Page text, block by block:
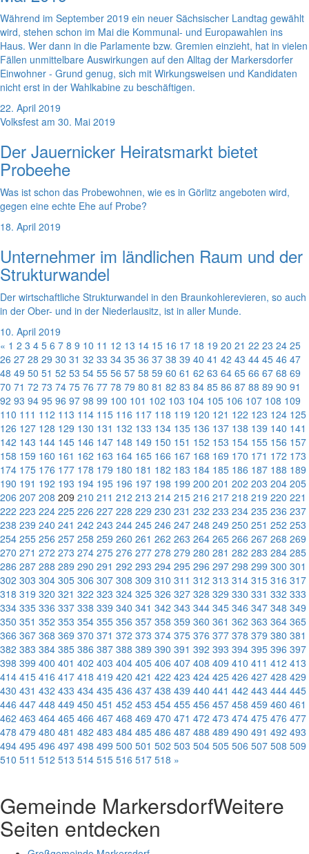
Während im September 2019 ein neuer Sächsischer Landtag gewählt
wird, stehen schon im Mai die Kommunal- und Europawahlen ins
Haus. Wer dann in die Parlamente bzw. Gremien einzieht, hat in vielen
Fällen unmittelbare Auswirkungen auf den Alltag der Markersdorfer
Einwohner - Grund genug, sich mit Wirkungsweisen und Kandidaten
nicht erst in der Wahlkabine zu beschäftigen.
22. April 2019
Volksfest am 30. Mai 2019
Der Jauernicker Heiratsmarkt bietet
Probeehe
Was ist schon das Probewohnen, wie es in Görlitz angeboten wird,
gegen eine echte Ehe auf Probe?
18. April 2019
Unternehmer im ländlichen Raum und der
Strukturwandel
Der wirtschaftliche Strukturwandel in den Braunkohlerevieren, so auch
in der Ober- und in der Niederlausitz, ist in aller Munde.
10. April 2019
« 1 2 3 4 5 6 7 8 9 10 11 12 13 14 15 16 17 18 19 20 21 22 23 24 25
26 27 28 29 30 31 32 33 34 35 36 37 38 39 40 41 42 43 44 45 46 47
48 49 50 51 52 53 54 55 56 57 58 59 60 61 62 63 64 65 66 67 68 69
70 71 72 73 74 75 76 77 78 79 80 81 82 83 84 85 86 87 88 89 90 91
92 93 94 95 96 97 98 99 100 101 102 103 104 105 106 107 108 109
110 111 112 113 114 115 116 117 118 119 120 121 122 123 124 125
126 127 128 129 130 131 132 133 134 135 136 137 138 139 140 141
142 143 144 145 146 147 148 149 150 151 152 153 154 155 156 157
158 159 160 161 162 163 164 165 166 167 168 169 170 171 172 173
174 175 176 177 178 179 180 181 182 183 184 185 186 187 188 189
190 191 192 193 194 195 196 197 198 199 200 201 202 203 204 205
206 207 208 209 210 211 212 213 214 215 216 217 218 219 220 221
222 223 224 225 226 227 228 229 230 231 232 233 234 235 236 237
238 239 240 241 242 243 244 245 246 247 248 249 250 251 252 253
254 255 256 257 258 259 260 261 262 263 264 265 266 267 268 269
270 271 272 273 274 275 276 277 278 279 280 281 282 283 284 285
286 287 288 289 290 291 292 293 294 295 296 297 298 299 300 301
302 303 304 305 306 307 308 309 310 311 312 313 314 315 316 317
318 319 320 321 322 323 324 325 326 327 328 329 330 331 332 333
334 335 336 337 338 339 340 341 342 343 344 345 346 347 348 349
350 351 352 353 354 355 356 357 358 359 360 361 362 363 364 365
366 367 368 369 370 371 372 373 374 375 376 377 378 379 380 381
382 383 384 385 386 387 388 389 390 391 392 393 394 395 396 397
398 399 400 401 402 403 404 405 406 407 408 409 410 411 412 413
414 415 416 417 418 419 420 421 422 423 424 425 426 427 428 429
430 431 432 433 434 435 436 437 438 439 440 441 442 443 444 445
446 447 448 449 450 451 452 453 454 455 456 457 458 459 460 461
462 463 464 465 466 467 468 469 470 471 472 473 474 475 476 477
478 479 480 481 482 483 484 485 486 487 488 489 490 491 492 493
494 495 496 497 498 499 500 501 502 503 504 505 506 507 508 509
510 511 512 513 514 515 516 517 518 »
Gemeinde MarkersdorfWeitere
Seiten entdecken